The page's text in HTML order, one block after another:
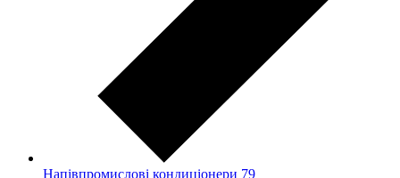
Напівпромислові кондиціонери 79